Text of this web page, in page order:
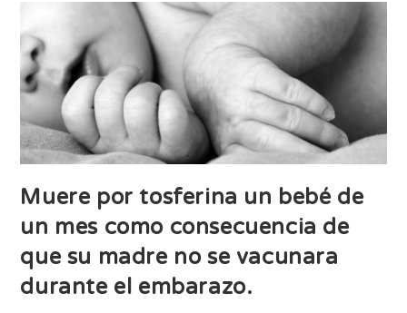
Muere por tosferina un bebé de
un mes como consecuencia de
que su madre no se vacunara
durante el embarazo.